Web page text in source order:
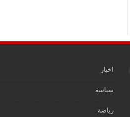
اخبار
سياسة
رياضة